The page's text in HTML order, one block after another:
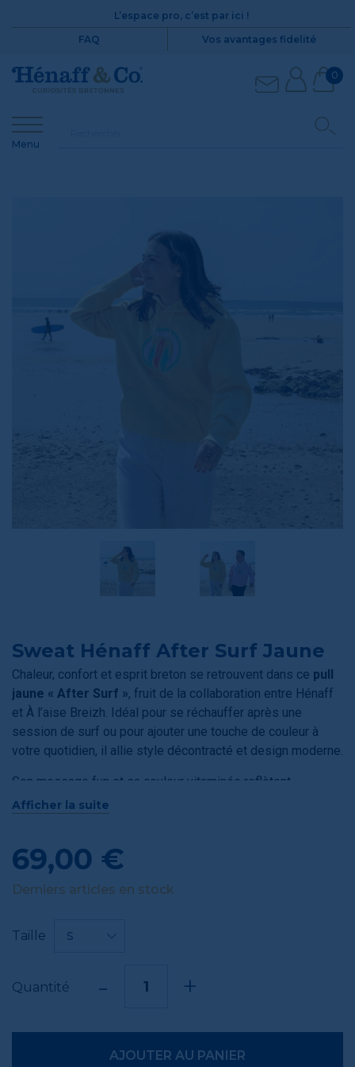
L’espace pro, c’est par ici !
FAQ
Vos avantages fidelité
0
Menu
Sweat Hénaff After Surf Jaune
Chaleur, confort et esprit breton se retrouvent dans ce pull
jaune « After Surf », fruit de la collaboration entre Hénaff
et À l’aise Breizh. Idéal pour se réchauffer après une
session de surf ou pour ajouter une touche de couleur à
votre quotidien, il allie style décontracté et design moderne.
Son message fun et sa couleur vitaminée reflètent
l’humour et l’authenticité d’Hénaff
et du patrimoine breton avec style.
Afficher la suite
69,00 €
Derniers articles en stock
Taille S
Quantité - +
AJOUTER AU PANIER